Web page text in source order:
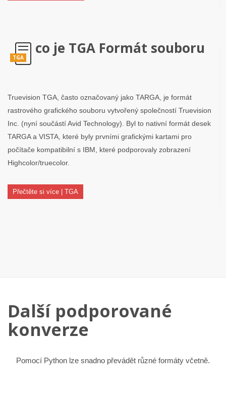
TGA
co je TGA Formát souboru
Truevision TGA, často označovaný jako TARGA, je formát
rastrového grafického souboru vytvořený společností Truevision
Inc. (nyní součástí Avid Technology). Byl to nativní formát desek
TARGA a VISTA, které byly prvními grafickými kartami pro
počítače kompatibilní s IBM, které podporovaly zobrazení
Highcolor/truecolor.
Přečtěte si více | TGA
Další podporované
konverze
Pomocí Python lze snadno převádět různé formáty včetně.